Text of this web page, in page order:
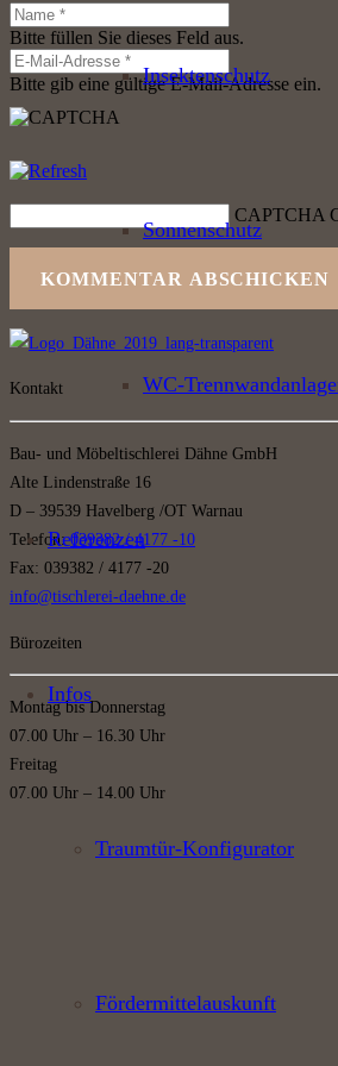
Insektenschutz
Sonnenschutz
WC-
Referenzen
Infos
Traumtür-Konfigurator
Fördermittelauskunft
Bitte füllen Sie dieses Feld aus.
Bitte gib eine gültige E-Mail-Adresse ein.
CAPTCHA
KOMMENTAR ABSCHICKEN
Kontakt
Bau- und Möbeltischlerei Dähne GmbH
Alte Lindenstraße 16
D – 39539 Havelberg /OT Warnau
Telefon:039382 / 4177 -10
Fax: 039382 / 4177 -20
info@tischlerei-daehne.de
Bürozeiten
Montag bis Donnerstag
07.00 Uhr – 16.30 Uhr
Freitag
07.00 Uhr – 14.00 Uhr